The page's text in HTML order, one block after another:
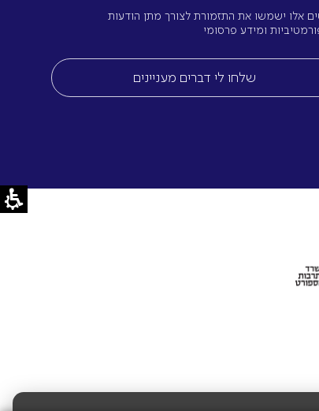
אלו ישמשו את התזמורת לצורך מתן הודעות
ומידע פרסומי